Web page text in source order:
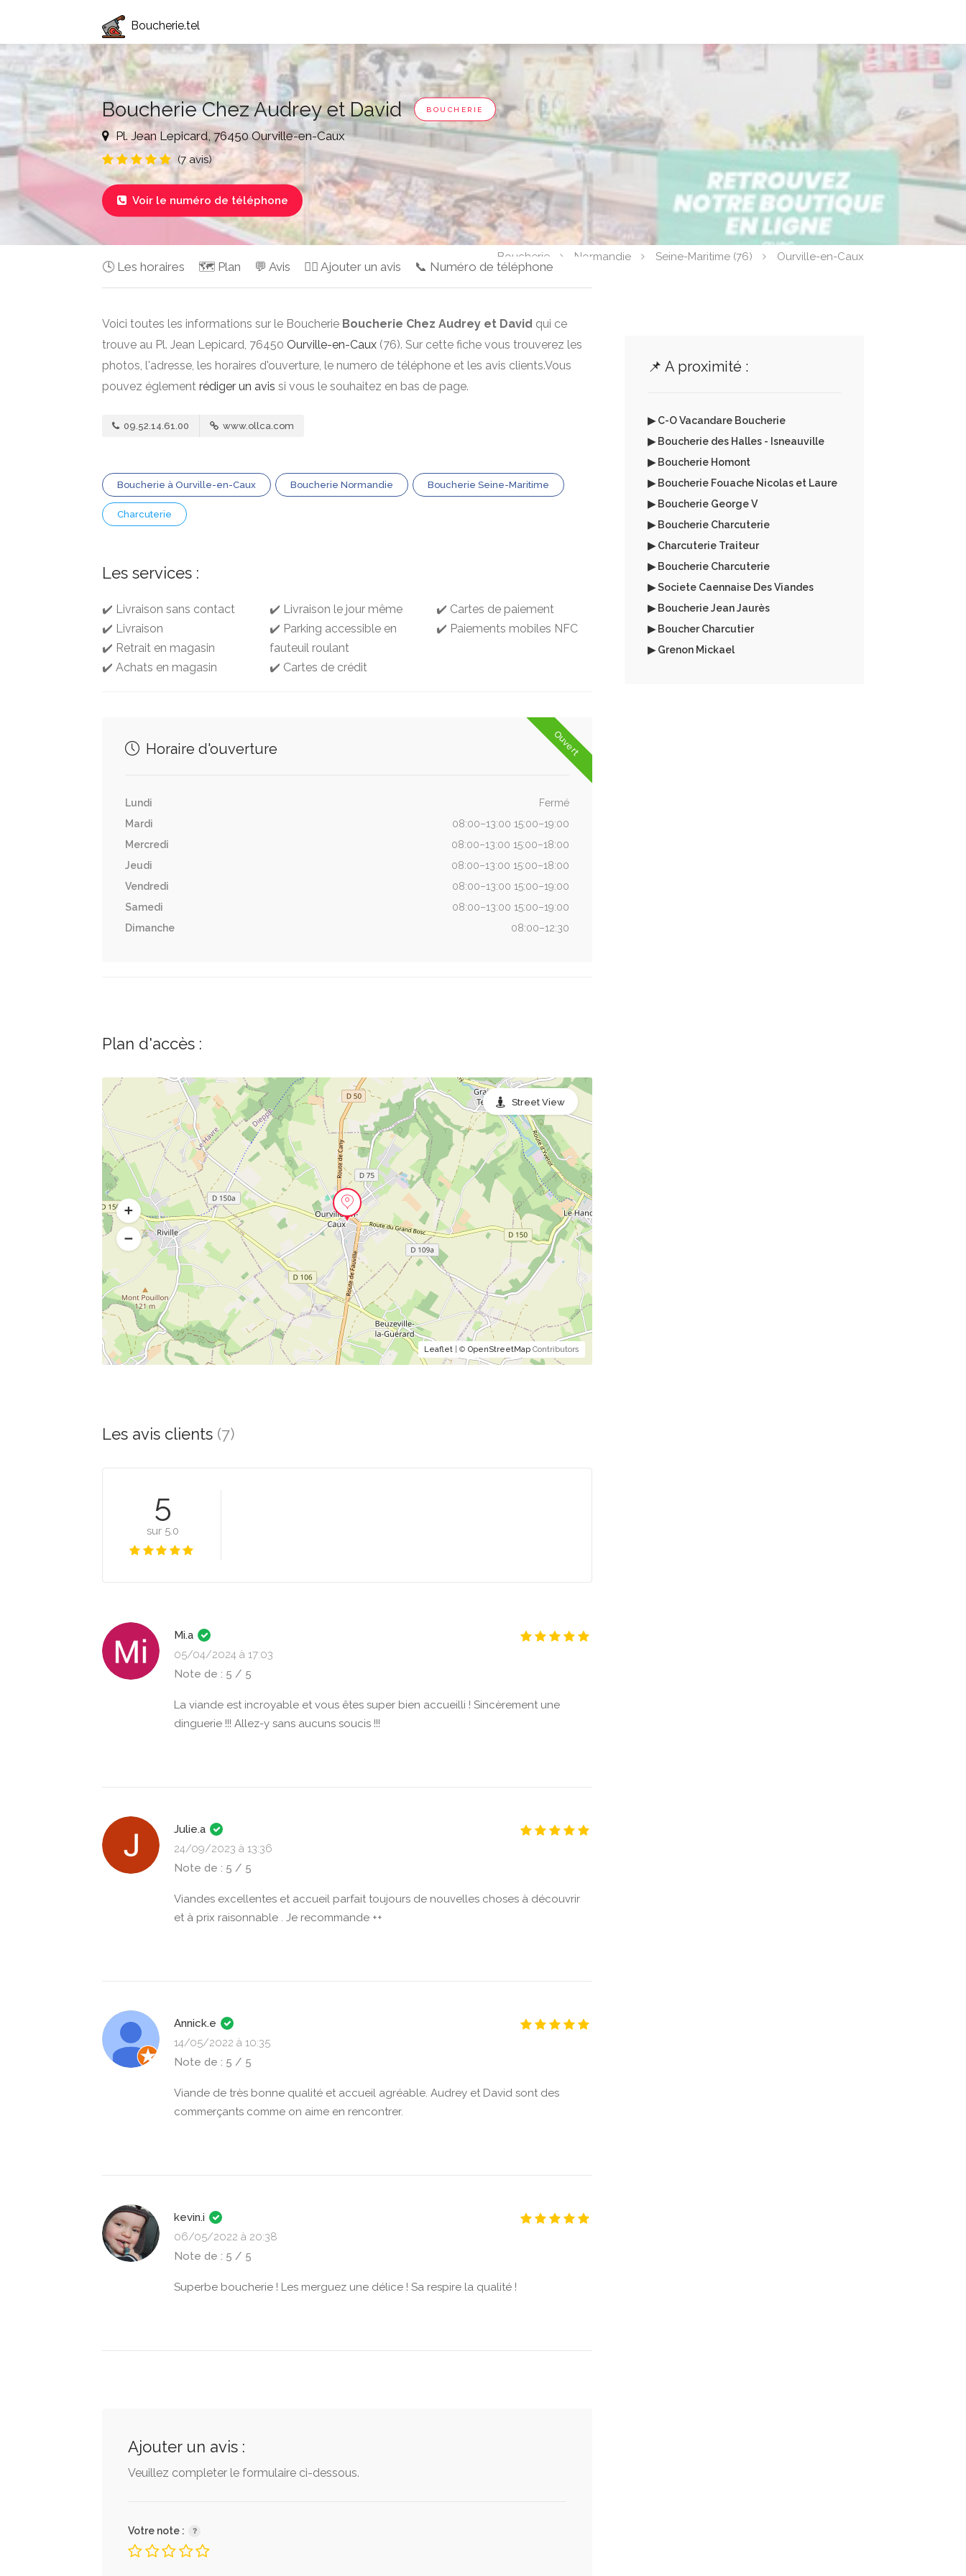
Boucherie.tel
Boucherie Chez Audrey et David BOUCHERIE
Pl. Jean Lepicard, 76450 Ourville-en-Caux
(7 avis)
 Voir le numéro de téléphone
Boucherie Normandie Seine-Maritime (76) Ourville-en-Caux
🕓 Les horaires 🗺️ Plan 💬 Avis ✍🏻 Ajouter un avis 📞 Numéro de téléphone
Voici toutes les informations sur le Boucherie Boucherie Chez Audrey et David qui ce
trouve au Pl. Jean Lepicard, 76450 Ourville-en-Caux (76). Sur cette fiche vous trouverez les
photos, l'adresse, les horaires d'ouverture, le numero de téléphone et les avis clients.Vous
pouvez églement rédiger un avis si vous le souhaitez en bas de page.
09.52.14.61.00 www.ollca.com
Boucherie à Ourville-en-Caux Boucherie Normandie Boucherie Seine-Maritime
Charcuterie
Les services :
✔️ Livraison sans contact
✔️ Livraison
✔️ Retrait en magasin
✔️ Achats en magasin
✔️ Livraison le jour même
✔️ Parking accessible en
fauteuil roulant
✔️ Cartes de crédit
✔️ Cartes de paiement
✔️ Paiements mobiles NFC
Ouvert
Horaire d'ouverture
Lundi
Fermé
Mardi
08:00–13:00 15:00–19:00
Mercredi
08:00–13:00 15:00–18:00
Jeudi
08:00–13:00 15:00–18:00
Vendredi
08:00–13:00 15:00–19:00
Samedi
08:00–13:00 15:00–19:00
Dimanche
08:00–12:30
Plan d'accès :
Leaflet| © OpenStreetMapContributors
Street View
Les avis clients (7)
5
sur 5.0
Mi.a
05/04/2024 à 17:03
Note de : 5 / 5
La viande est incroyable et vous êtes super bien accueilli ! Sincèrement une
dinguerie !!! Allez-y sans aucuns soucis !!!
Julie.a
24/09/2023 à 13:36
Note de : 5 / 5
Viandes excellentes et accueil parfait toujours de nouvelles choses à découvrir
et à prix raisonnable . Je recommande ++
Annick.e
14/05/2022 à 10:35
Note de : 5 / 5
Viande de très bonne qualité et accueil agréable. Audrey et David sont des
commerçants comme on aime en rencontrer.
kevin.i
06/05/2022 à 20:38
Note de : 5 / 5
Superbe boucherie ! Les merguez une délice ! Sa respire la qualité !
Ajouter un avis :
Veuillez completer le formulaire ci-dessous.
Votre note :
📌 A proximité :
▶ C-O Vacandare Boucherie
▶ Boucherie des Halles - Isneauville
▶ Boucherie Homont
▶ Boucherie Fouache Nicolas et Laure
▶ Boucherie George V
▶ Boucherie Charcuterie
▶ Charcuterie Traiteur
▶ Boucherie Charcuterie
▶ Societe Caennaise Des Viandes
▶ Boucherie Jean Jaurès
▶ Boucher Charcutier
▶ Grenon Mickael